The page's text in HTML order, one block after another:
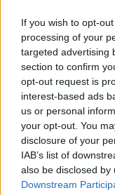
If you wish to opt-
processing of your
targeted advertising
section to confirm
opt-out request is
interest-based ads
us or personal
your opt-out. You
disclosure of your
IAB’s list of
also be disclosed
Downstream
Pareigūnai vis
mirusiosios
būti 1999 m.
oficicialiai tai
Nusikaltimas
ikiteisminis
nustatyti.